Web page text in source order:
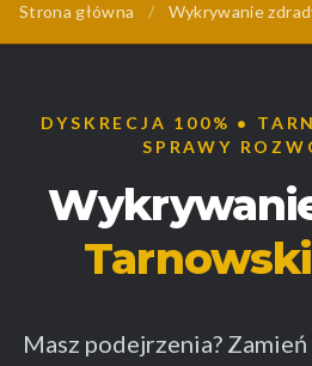
Strona główna / Wykrywanie
DYSKRECJA 100% •
SPRAWY
Masz podejrzenia?